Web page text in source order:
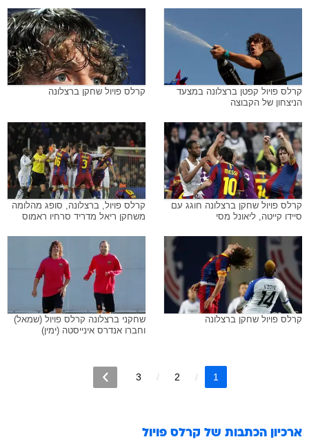
קרלס פויול קפטן ברצלונה במצעד
הניצחון של הקבוצה
קרלס פויול שחקן ברצלונה
קרלס פויול שחקן ברצלונה חוגג עם
סיידו קייטה, ליאונל מסי
קרלס פויול, ברצלונה, סופג מהלומה
משחקן ריאל מדריד סרחיו ראמוס
קרלס פויול שחקן ברצלונה
שחקני ברצלונה קרלס פויול (שמאל)
וחברו אנדרס אינייסטה (ימין)
1
2
3
ארכיון הכתבות של קרלס פויול